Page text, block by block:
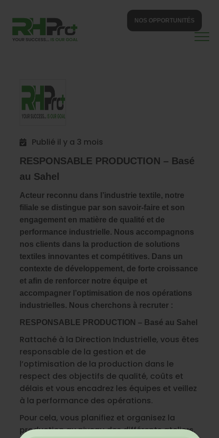
NOS OPPORTUNITÉS
Publié il y a 3 mois
RESPONSABLE PRODUCTION – Basé
au Sahel
Acteur reconnu dans l’industrie textile, notre
filiale se distingue par son savoir-faire et son
engagement en matière de qualité et de
performance industrielle. Nous accompagnons
nos clients dans la production de solutions
textiles innovantes et compétitives. Dans un
contexte de développement, de forte croissance
et afin de renforcer notre équipe et
accompagner l’optimisation de nos opérations
industrielles. Nous cherchons à recruter :
RESPONSABLE PRODUCTION – Basé au Sahel
Rattaché à la Direction Industrielle, vous êtes
responsable de la gestion et de
l’optimisation de la production dans le
respect des objectifs de qualité, coûts et
délais et vous encadrez les équipes et veillez
à la performance des opérations.
Pour cela, vous planifiez et organisez la
production au niveau des différents ateliers,